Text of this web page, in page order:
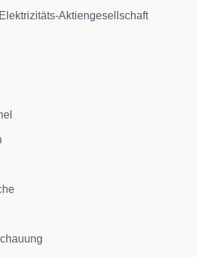
Aktiengesellschaft